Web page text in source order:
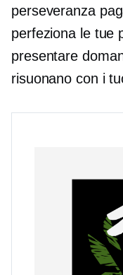
perseveranza
perfeziona le tue
presentare
risuonano con i